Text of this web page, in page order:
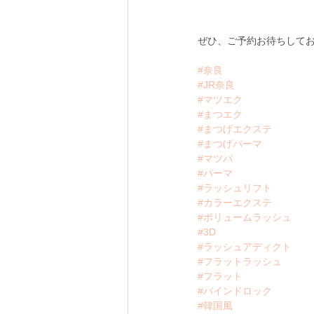
ぜひ、ご予約お待ちして
#奈良
#JR奈良
#マツエク
#まつエク
#まつげエクステ
#まつげパーマ
#マツパ
#パーマ
#ラッシュリフト
#カラーエクステ
#ボリュームラッシュ
#3D
#ラッシュアディクト
#フラットラッシュ
#フラット
#バインドロック
#韓国風